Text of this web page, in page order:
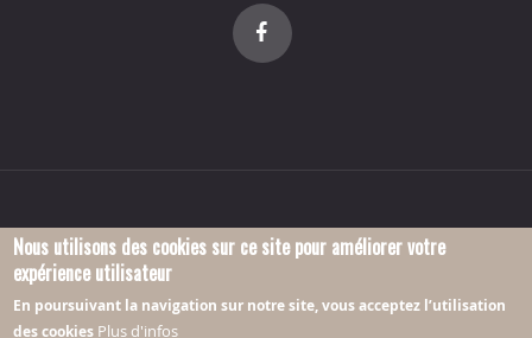
Nous utilisons des cookies sur ce site pour améliorer votre
expérience utilisateur
En poursuivant la navigation sur notre site, vous acceptez l’utilisation
des cookies Plus d'infos